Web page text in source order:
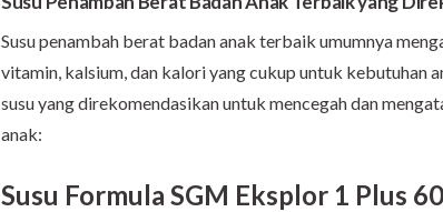
Susu penambah berat badan anak terbaik umumnya
vitamin, kalsium, dan kalori yang cukup untuk kebutuhan
susu yang direkomendasikan untuk mencegah dan
anak:
Susu Formula SGM Eksplor 1 Plus